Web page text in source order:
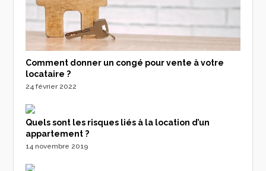
Comment donner un congé pour vente à votre
locataire ?
24 février 2022
Quels sont les risques liés à la location d’un
appartement ?
14 novembre 2019